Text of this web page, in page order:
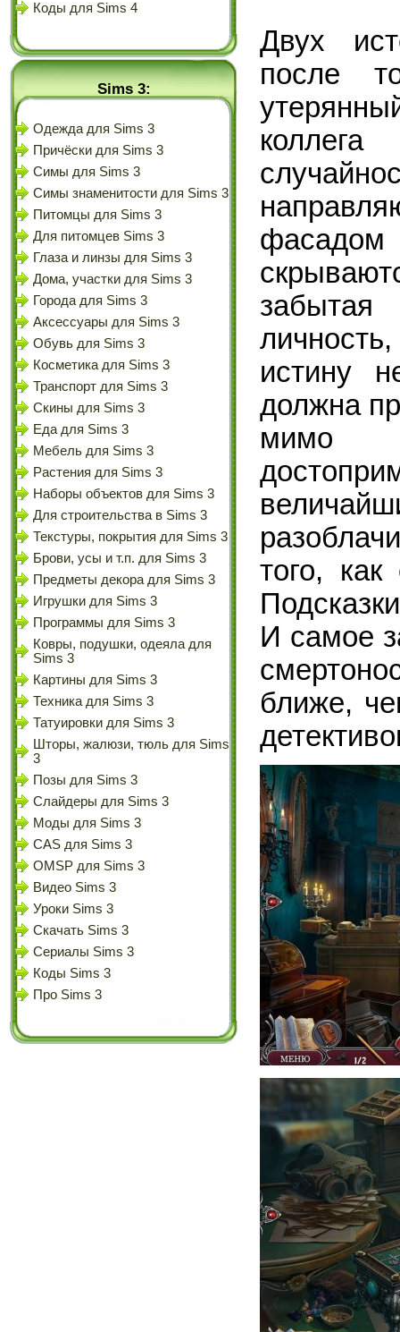
Коды для Sims 4
Sims 3:
Одежда для Sims 3
Причёски для Sims 3
Симы для Sims 3
Симы знаменитости для Sims 3
Питомцы для Sims 3
Для питомцев Sims 3
Глаза и линзы для Sims 3
Дома, участки для Sims 3
Города для Sims 3
Аксессуары для Sims 3
Обувь для Sims 3
Косметика для Sims 3
Транспорт для Sims 3
Скины для Sims 3
Еда для Sims 3
Мебель для Sims 3
Растения для Sims 3
Наборы объектов для Sims 3
Для строительства в Sims 3
Текстуры, покрытия для Sims 3
Брови, усы и т.п. для Sims 3
Предметы декора для Sims 3
Игрушки для Sims 3
Программы для Sims 3
Ковры, подушки, одеяла для
Sims 3
Картины для Sims 3
Техника для Sims 3
Татуировки для Sims 3
Шторы, жалюзи, тюль для Sims
3
Позы для Sims 3
Слайдеры для Sims 3
Моды для Sims 3
CAS для Sims 3
OMSP для Sims 3
Видео Sims 3
Уроки Sims 3
Скачать Sims 3
Сериалы Sims 3
Коды Sims 3
Про Sims 3
Двух
после
истину
должна
того,
И самое
ближе,